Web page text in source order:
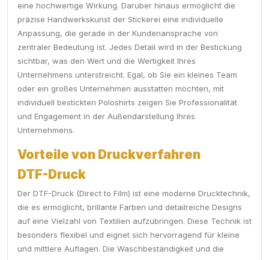
eine hochwertige Wirkung. Darüber hinaus ermöglicht die
präzise Handwerkskunst der Stickerei eine individuelle
Anpassung, die gerade in der Kundenansprache von
zentraler Bedeutung ist. Jedes Detail wird in der Bestickung
sichtbar, was den Wert und die Wertigkeit Ihres
Unternehmens unterstreicht. Egal, ob Sie ein kleines Team
oder ein großes Unternehmen ausstatten möchten, mit
individuell bestickten Poloshirts zeigen Sie Professionalität
und Engagement in der Außendarstellung Ihres
Unternehmens.
Vorteile von Druckverfahren
DTF-Druck
Der DTF-Druck (Direct to Film) ist eine moderne Drucktechnik,
die es ermöglicht, brillante Farben und detailreiche Designs
auf eine Vielzahl von Textilien aufzubringen. Diese Technik ist
besonders flexibel und eignet sich hervorragend für kleine
und mittlere Auflagen. Die Waschbeständigkeit und die